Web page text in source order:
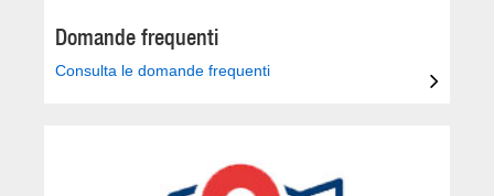
Domande frequenti
Consulta le domande frequenti